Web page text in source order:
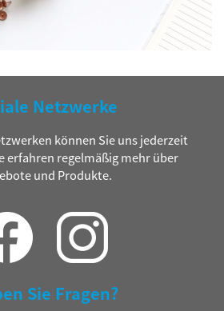
Netzwerke
können Sie uns jederzeit
erfahren regelmäßig mehr über
und Produkte.
Sie Fragen?